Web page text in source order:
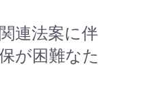
連法案に伴
が困難なた